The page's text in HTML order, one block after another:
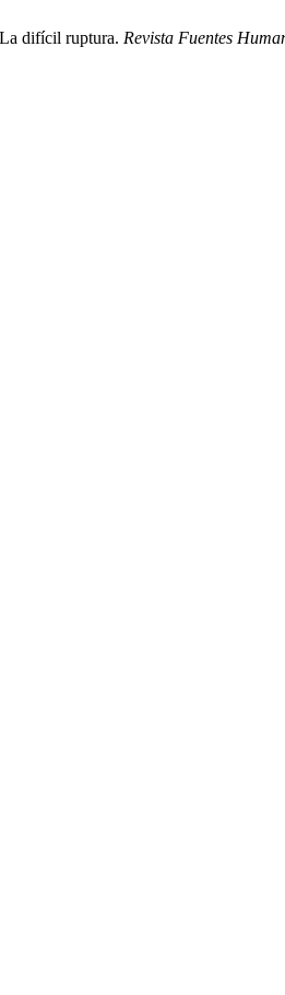
difícil ruptura. Revista Fuentes